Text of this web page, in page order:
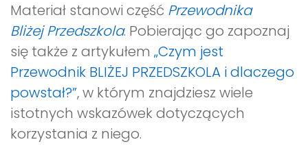
Materiał stanowi część Przewodnika
Bliżej Przedszkola. Pobierając go zapoznaj
się także z artykułem „Czym jest
Przewodnik BLIŻEJ PRZEDSZKOLA i dlaczego
powstał?”, w którym znajdziesz wiele
istotnych wskazówek dotyczących
korzystania z niego.